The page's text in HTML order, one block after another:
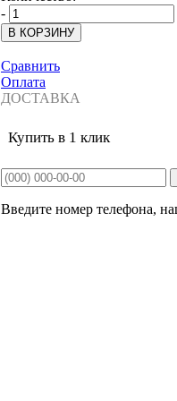
-
Сравнить
Оплата
ДОСТАВКА
Купить в 1 клик
Введите номер телефона,